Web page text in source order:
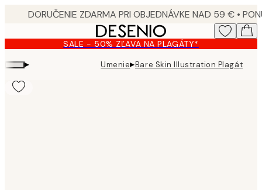
content.
SALE - 50% ZĽAVA NA PLAGÁTY*
▸ Umenie▸Bare Skin Illustration Plagát